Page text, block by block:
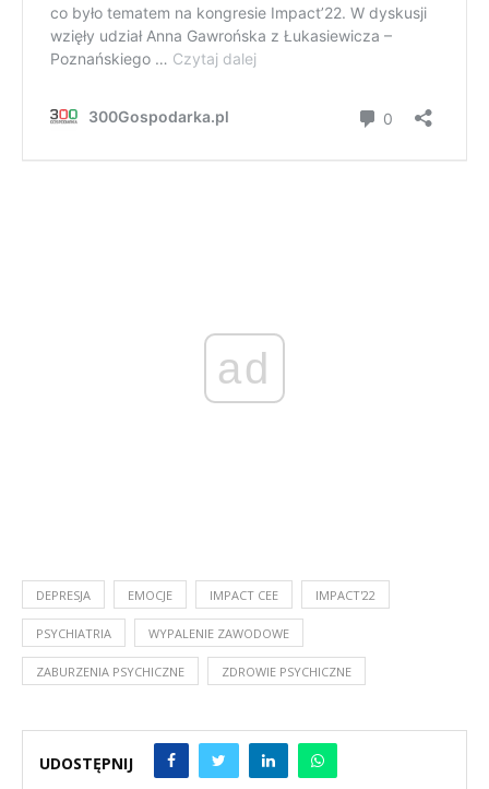
ad
DEPRESJA EMOCJE IMPACT CEE IMPACT'22
PSYCHIATRIA WYPALENIE ZAWODOWE
ZABURZENIA PSYCHICZNE ZDROWIE PSYCHICZNE
UDOSTĘPNIJ